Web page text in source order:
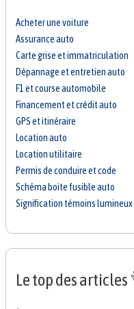
Acheter une voiture
Assurance auto
Carte grise et immatriculation
Dépannage et entretien auto
F1 et course automobile
Financement et crédit auto
GPS et itinéraire
Location auto
Location utilitaire
Permis de conduire et code
Schéma boite fusible auto
Signification témoins lumineux
Le top des articles